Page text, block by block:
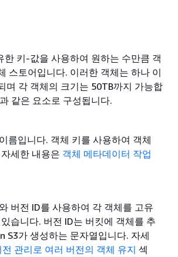
한 키-값을 사용하여 원하는 수만큼 객
스토어입니다. 이러한 객체는 하나 이
며 각 객체의 크기는 50TB까지 가능합
같은 요소로 구성됩니다.
름입니다. 객체 키를 사용하여 객체
세한 내용은 객체 메타데이터 작업
버전 ID를 사용하여 각 객체를 고유
습니다. 버전 ID는 버킷에 객체를 추
S3가 생성하는 문자열입니다. 자세
전 관리로 여러 버전의 객체 유지 섹